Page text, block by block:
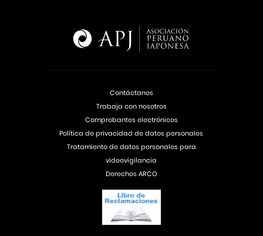
Contáctanos
Trabaja con nosotros
Comprobantes electrónicos
Política de privacidad de datos personales
Tratamiento de datos personales para
videovigilancia
Derechos ARCO